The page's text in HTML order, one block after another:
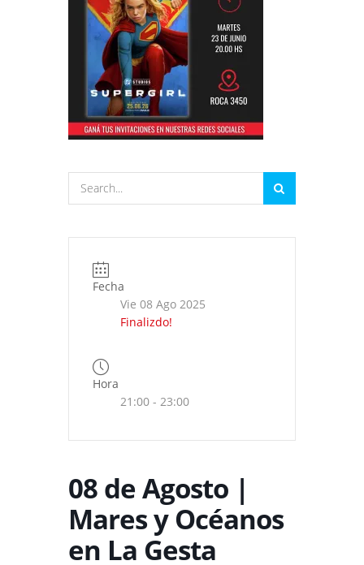
Fecha
Vie 08 Ago 2025
Finalizdo!
Hora
21:00 - 23:00
08 de Agosto |
Mares y Océanos
en La Gesta